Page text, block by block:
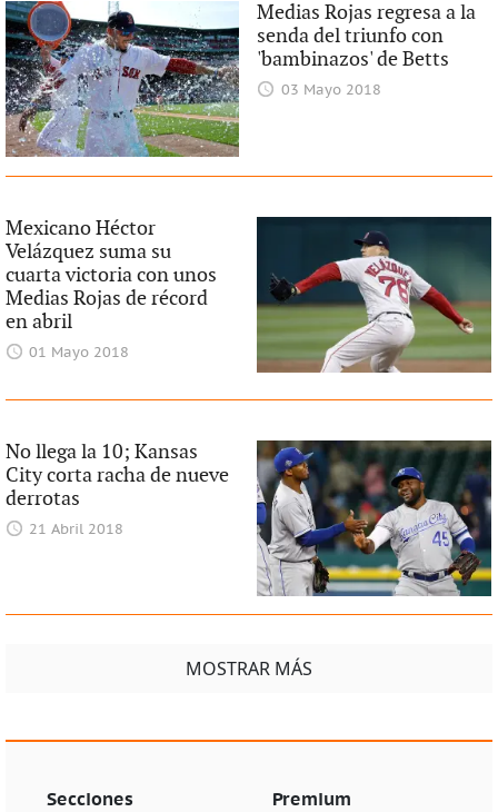
Medias Rojas regresa a la
senda del triunfo con
'bambinazos' de Betts
03 Mayo 2018
Mexicano Héctor
Velázquez suma su
cuarta victoria con unos
Medias Rojas de récord
en abril
01 Mayo 2018
No llega la 10; Kansas
City corta racha de nueve
derrotas
21 Abril 2018
MOSTRAR MÁS
Secciones Premium